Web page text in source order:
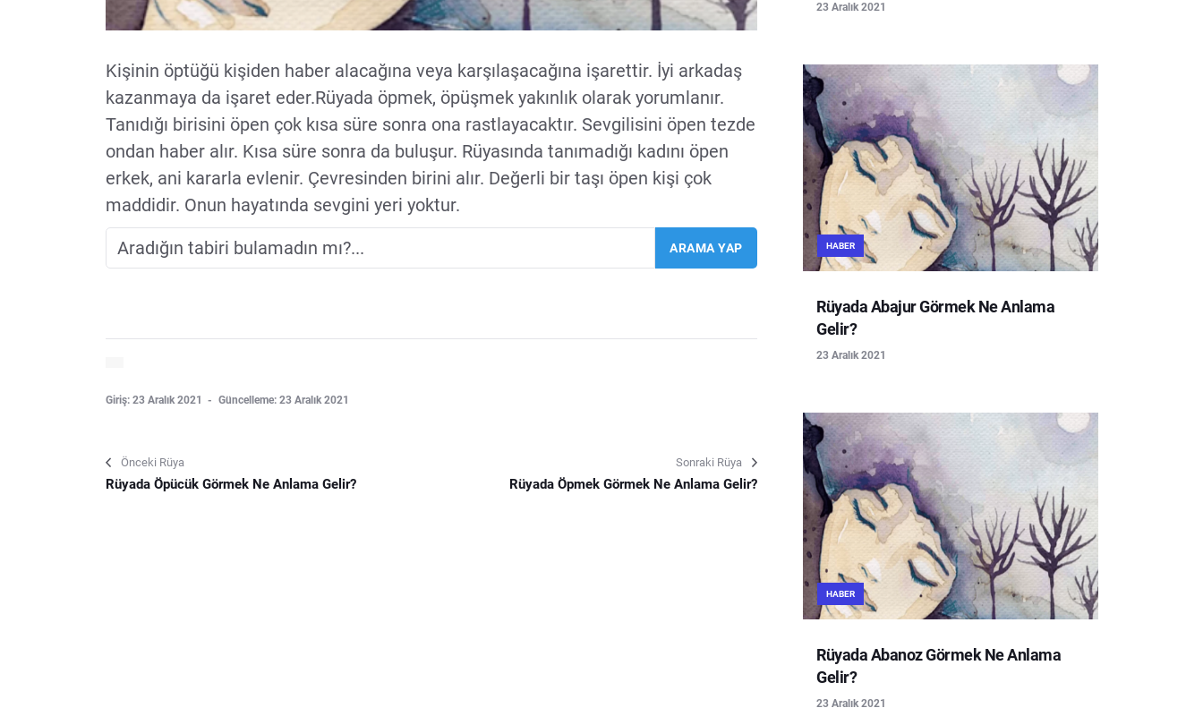
Kişinin öptüğü kişiden haber alacağına veya karşılaşacağına işarettir. İyi arkadaş
kazanmaya da işaret eder.Rüyada öpmek, öpüşmek yakınlık olarak yorumlanır.
Tanıdığı birisini öpen çok kısa süre sonra ona rastlayacaktır. Sevgilisini öpen tezde
ondan haber alır. Kısa süre sonra da buluşur. Rüyasında tanımadığı kadını öpen
erkek, ani kararla evlenir. Çevresinden birini alır. Değerli bir taşı öpen kişi çok
maddidir. Onun hayatında sevgini yeri yoktur.
Giriş: 23 Aralık 2021 Güncelleme: 23 Aralık 2021
Önceki Rüya
Rüyada Öpücük Görmek Ne Anlama Gelir?
Sonraki Rüya
Rüyada Öpmek Görmek Ne Anlama Gelir?
23 Aralık 2021
HABER
Rüyada Abajur Görmek Ne Anlama
Gelir?
23 Aralık 2021
HABER
Rüyada Abanoz Görmek Ne Anlama
Gelir?
23 Aralık 2021